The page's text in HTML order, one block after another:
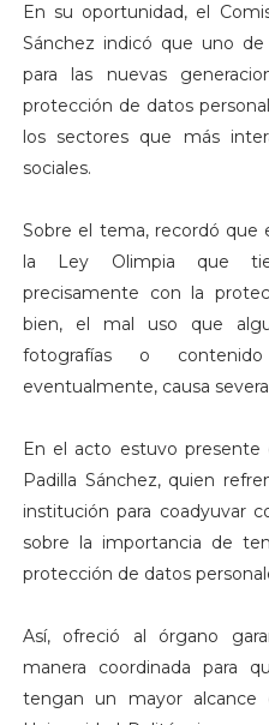
En su oportunidad, el
Sánchez indicó que uno
para las nuevas
protección de datos
los sectores que más
sociales.
Sobre el tema, recordó que
la Ley Olimpia que
precisamente con la
bien, el mal uso que
fotografías o
eventualmente, causa
En el acto estuvo presente
Padilla Sánchez, quien
institución para coadyuvar
sobre la importancia de
protección de datos
Así, ofreció al órgano
manera coordinada para
tengan un mayor